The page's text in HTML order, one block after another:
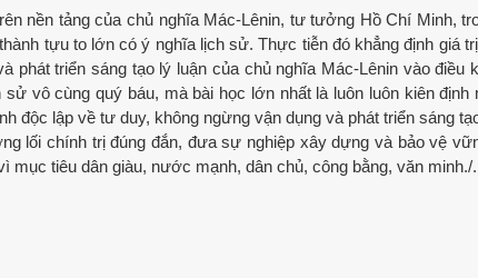
nền tảng của chủ nghĩa Mác-Lênin, tư tưởng Hồ Chí Minh,
tựu to lớn có ý nghĩa lịch sử. Thực tiễn đó khẳng định giá
phát triển sáng tạo lý luận của chủ nghĩa Mác-Lênin vào điều
vô cùng quý báu, mà bài học lớn nhất là luôn luôn kiên định
lập về tư duy, không ngừng vận dụng và phát triển sáng
lối chính trị đúng đắn, đưa sự nghiệp xây dựng và bảo vệ
mục tiêu dân giàu, nước mạnh, dân chủ, công bằng, văn minh./.